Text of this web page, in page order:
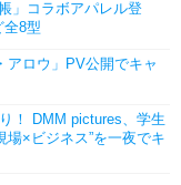
」コラボアパレル登
全8型
アロウ」PV公開でキャ
！ DMM pictures、学生
×ビジネス”を一夜でキ